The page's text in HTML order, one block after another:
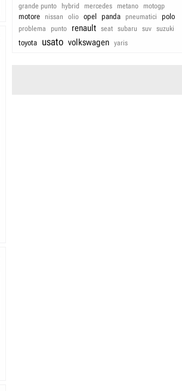
grande punto hybrid mercedes metano motogp
motore nissan olio opel panda pneumatici polo
problema punto renault seat subaru suv suzuki
toyota usato volkswagen yaris